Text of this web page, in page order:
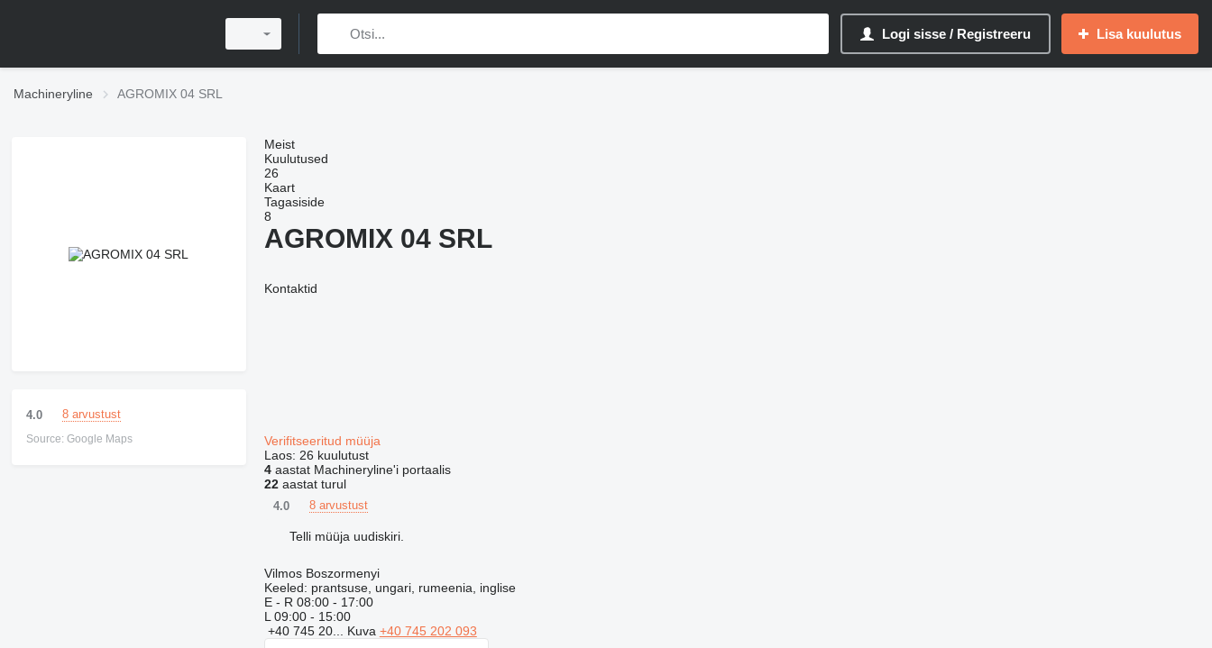
Logi sisse / Registreeru Lisa kuulutus
Machineryline AGROMIX 04 SRL
4.0 8 arvustust
Source: Google Maps
Meist
Kuulutused
26
Kaart
Tagasiside
8
AGROMIX 04 SRL
Kontaktid
Verifitseeritud müüja
Laos: 26 kuulutust
4aastat Machineryline'i portaalis
22aastat turul
4.0 8 arvustust
Telli müüja uudiskiri.
Vilmos Boszormenyi
Keeled: prantsuse, ungari, rumeenia, inglise
E - R 08:00 - 17:00
L 09:00 - 15:00
+40 745 20... Kuva +40 745 202 093